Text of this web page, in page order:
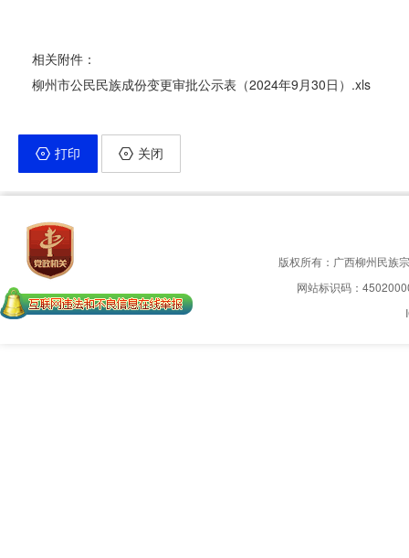
相关附件：
柳州市公民民族成份变更审批公示表（2024年9月30日）.xls
打印 关闭
版权所有：广西柳州民族
网站标识码：